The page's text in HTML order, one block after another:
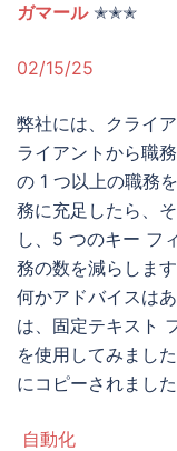
ガマール✭✭✭
02/15/25
弊社には、クライ
ライアントから職
の 1 つ以上の職務
務に充足したら、
し、5 つのキー フ
務の数を減らしま
何かアドバイスは
は、固定テキスト
を使用してみまし
にコピーされました
自動化